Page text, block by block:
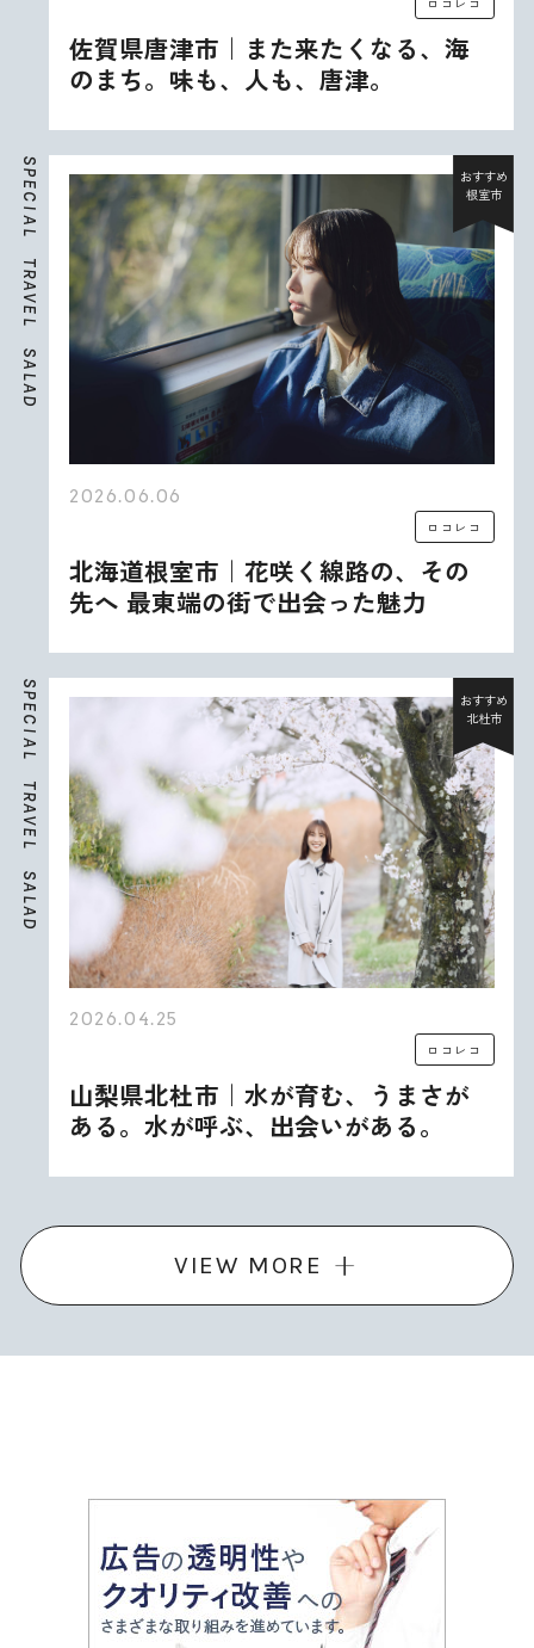
佐賀県唐津市｜また来たくなる、海
のまち。味も、人も、唐津。
S
P
E
C
I
A
L
T
R
A
V
E
L
S
A
L
A
D
おすすめ
根室市
2026.06.06
ロコレコ
北海道根室市｜花咲く線路の、その
先へ 最東端の街で出会った魅力
S
P
E
C
I
A
L
T
R
A
V
E
L
S
A
L
A
D
おすすめ
北杜市
2026.04.25
ロコレコ
山梨県北杜市｜水が育む、うまさが
ある。水が呼ぶ、出会いがある。
VIEW MORE